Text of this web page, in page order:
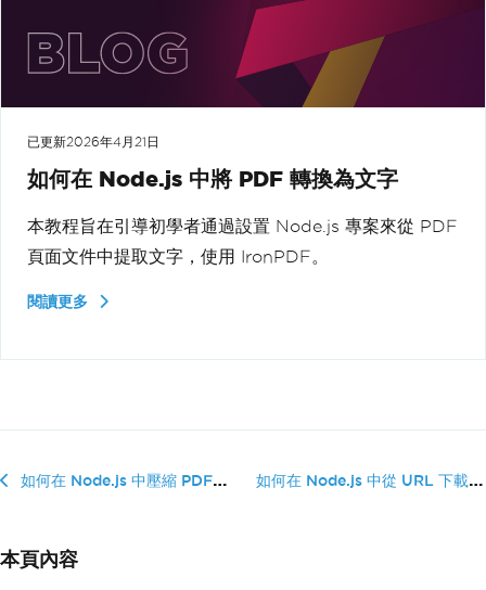
已更新2026年4月21日
如何在 Node.js 中將 PDF 轉換為文字
本教程旨在引導初學者通過設置 Node.js 專案來從 PDF
頁面文件中提取文字，使用 IronPDF。
閱讀更多
如何在 Node.js 中壓縮 PDF 文件 如何在 Node.js 中從 URL 下載...
本頁內容